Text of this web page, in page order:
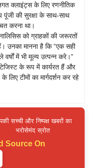
क्लाइंट्स के लिए रणनीतिक
पूंजी की सुरक्षा के साथ-साथ
करना था।
को ग्राहकों की जरूरतों
उनका मानना है कि “एक सही
में भी मूल्य उत्पन्न करे।”
के रूप में कार्यरत हैं और
लिए टीमों का मार्गदर्शन कर रहे
सच्ची और निष्पक्ष खबरों का
भरोसेमंद स्रोत
Source On